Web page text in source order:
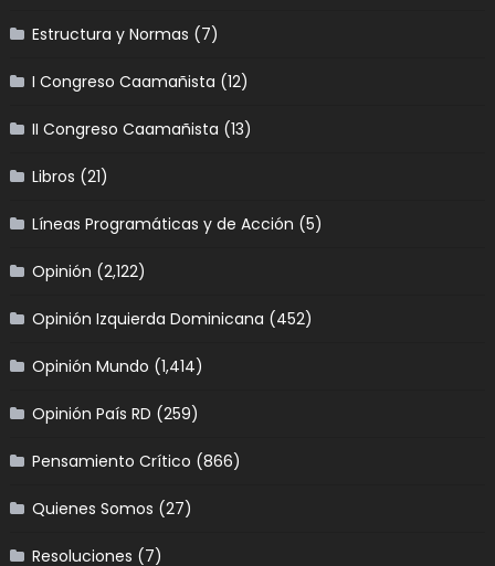
Estructura y Normas (7)
I Congreso Caamañista (12)
II Congreso Caamañista (13)
Libros (21)
Líneas Programáticas y de Acción (5)
Opinión (2,122)
Opinión Izquierda Dominicana (452)
Opinión Mundo (1,414)
Opinión País RD (259)
Pensamiento Crítico (866)
Quienes Somos (27)
Resoluciones (7)